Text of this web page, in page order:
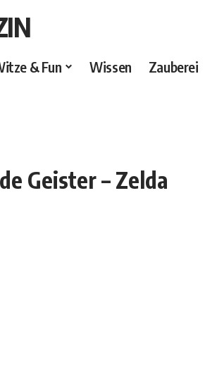
& Fun Wissen Zauberei
Geister – Zelda